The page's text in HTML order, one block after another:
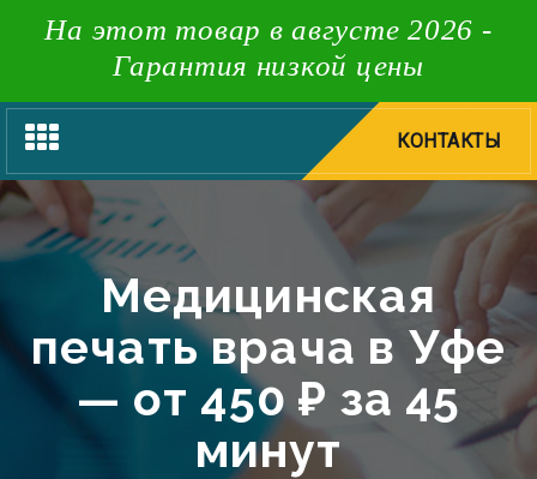
На этот товар в августе 2026 -
Гарантия низкой цены
Toggle
navigation
КОНТАКТЫ
Медицинская
печать врача в Уфе
— от 450 ₽ за 45
минут